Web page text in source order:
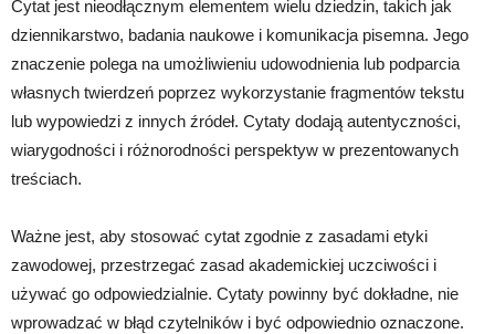
Cytat jest nieodłącznym elementem wielu dziedzin, takich jak
dziennikarstwo, badania naukowe i komunikacja pisemna. Jego
znaczenie polega na umożliwieniu udowodnienia lub podparcia
własnych twierdzeń poprzez wykorzystanie fragmentów tekstu
lub wypowiedzi z innych źródeł. Cytaty dodają autentyczności,
wiarygodności i różnorodności perspektyw w prezentowanych
treściach.
Ważne jest, aby stosować cytat zgodnie z zasadami etyki
zawodowej, przestrzegać zasad akademickiej uczciwości i
używać go odpowiedzialnie. Cytaty powinny być dokładne, nie
wprowadzać w błąd czytelników i być odpowiednio oznaczone.